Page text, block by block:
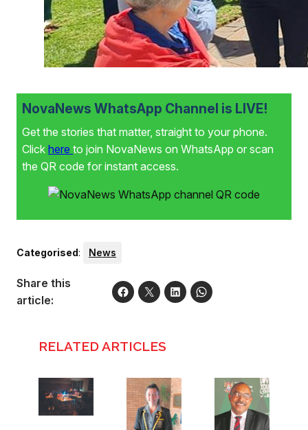
NovaNews WhatsApp Channel is LIVE!
Get the stories that matter, straight to your phone.
Click here to join NovaNews on WhatsApp or scan
the QR code for instant access.
Categorised : News
Share this
article:
RELATED ARTICLES